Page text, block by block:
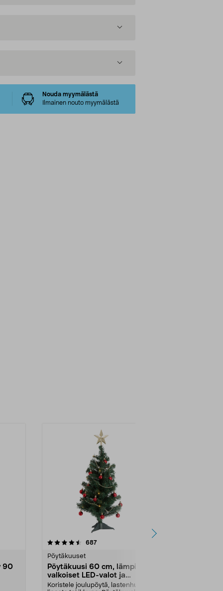
Nouda myymälästä
Ilmainen nouto myymälästä
90
687arvostelut
Pöytäkuuset
Pöytäkuusi 60 cm, lämpimän
valkoiset LED-valot ja
koristeita
Koristele joulupöytä, lastenhuone,
4.5 viidestä